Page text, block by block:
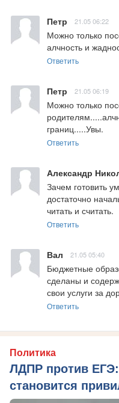
Петр 21.05 06:22
Можно только
алчность и
Ответить
Петр 21.05 06:19
Можно только
границ.....Увы.
Ответить
Александр
Зачем готовить
достаточно
читать и считать.
Ответить
Вал 21.05 05:40
Бюджетные
сделаны и
свои услуги за
Ответить
Политика
ЛДПР против
становится